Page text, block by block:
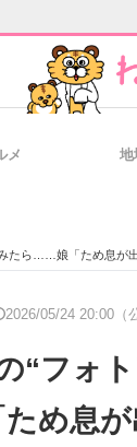
IT製品の技術
メ 地
め息が出ました」 “驚きの
2026/05/24 20:00（
“フォ
め息が